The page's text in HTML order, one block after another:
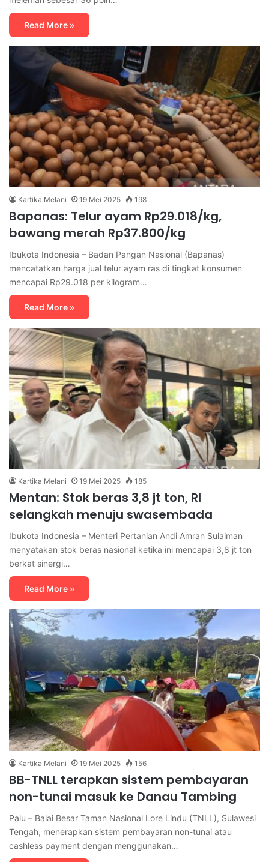
Read More »
Kartika Melani 19 Mei 2025 198
Bapanas: Telur ayam Rp29.018/kg,
bawang merah Rp37.800/kg
Ibukota Indonesia – Badan Pangan Nasional (Bapanas)
mencatatkan harga jual telur ayam ras di tingkat konsumen
mencapai Rp29.018 per kilogram…
Read More »
Kartika Melani 19 Mei 2025 185
Mentan: Stok beras 3,8 jt ton, RI
selangkah menuju swasembada
Ibukota Indonesia – Menteri Pertanian Andi Amran Sulaiman
menyatakan stok beras nasional ketika ini mencapai 3,8 jt ton
berkat sinergi…
Read More »
Kartika Melani 19 Mei 2025 156
BB-TNLL terapkan sistem pembayaran
non-tunai masuk ke Danau Tambing
Palu – Balai Besar Taman Nasional Lore Lindu (TNLL), Sulawesi
Tengah, menerapkan sistem pembayaran non-tunai atau
cashless payment dengan menggunakan…